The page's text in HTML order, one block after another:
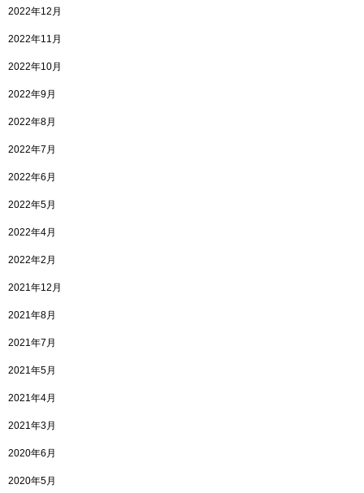
2022年12月
2022年11月
2022年10月
2022年9月
2022年8月
2022年7月
2022年6月
2022年5月
2022年4月
2022年2月
2021年12月
2021年8月
2021年7月
2021年5月
2021年4月
2021年3月
2020年6月
2020年5月